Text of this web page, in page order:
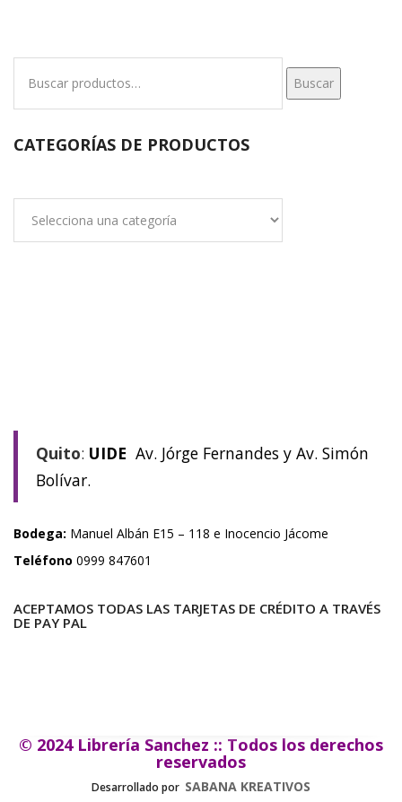
Buscar
CATEGORÍAS DE PRODUCTOS
Quito: UIDE Av. Jórge Fernandes y Av. Simón
Bolívar.
Bodega: Manuel Albán E15 – 118 e Inocencio Jácome
Teléfono 0999 847601
ACEPTAMOS TODAS LAS TARJETAS DE CRÉDITO A TRAVÉS
DE PAY PAL
© 2024 Librería Sanchez :: Todos los derechos
reservados
Desarrollado por SABANA KREATIVOS